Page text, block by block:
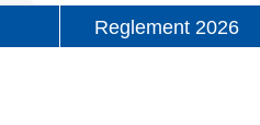
Reglement 2026